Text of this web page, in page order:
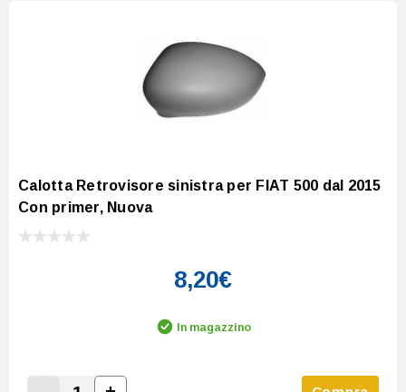
Calotta Retrovisore sinistra per FIAT 500 dal 2015
Con primer, Nuova
8,20€
In magazzino